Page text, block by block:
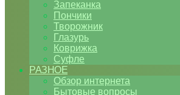
Запеканка
Пончики
Творожник
Глазурь
Коврижка
Суфле
РАЗНОЕ
Обзор интернета
Бытовые вопросы